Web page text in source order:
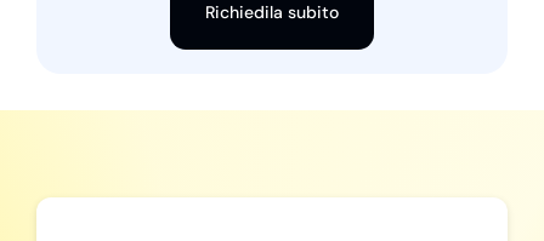
Richiedila subito